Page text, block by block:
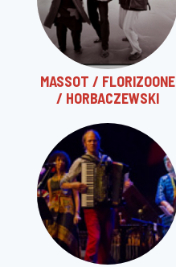
MASSOT / FLORIZOONE
/ HORBACZEWSKI